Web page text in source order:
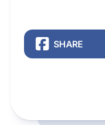
SHARE